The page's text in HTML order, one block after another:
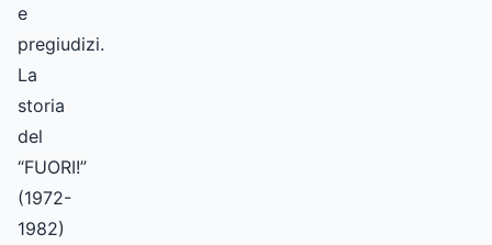
e
pregiudizi.
La
storia
del
“FUORI!”
(1972-
1982)